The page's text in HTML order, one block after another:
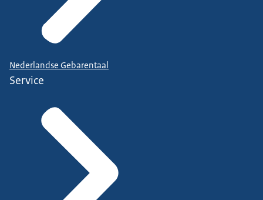
Nederlandse Gebarentaal
Service